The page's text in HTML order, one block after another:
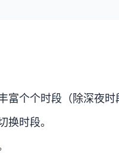
富个个时段（除深夜
换时段。